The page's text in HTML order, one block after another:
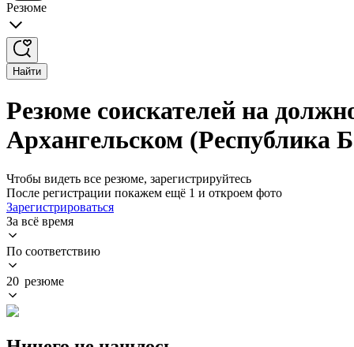
Резюме
Найти
Резюме соискателей на
Архангельском (Республика
Чтобы видеть все резюме, зарегистрируйтесь
После регистрации покажем ещё 1 и откроем фото
Зарегистрироваться
За всё время
По соответствию
20 резюме